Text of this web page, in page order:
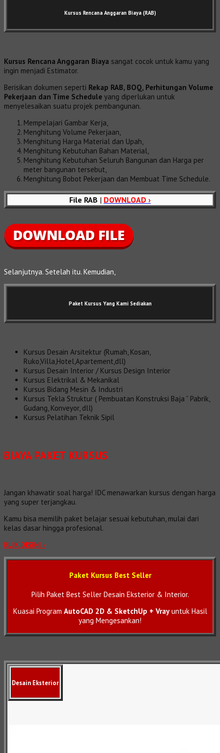
Kursus Rencana Anggaran Biaya (RAB)
Kursus Rencana Anggaran Biaya sangat cocok untuk kamu yang
ingin menjadi Estimator.
Berisikan dokumen seperti Rekap RAB, BOQ, Perhitungan Volume
Pekerjaan dan Time Schedule yang diperlukan untuk
menyelesaikan suatu projek pembangunan.
Mempelajari Gambar Kerja,
Menghitung Volume Pekerjaan,
Menghitung Harga Material dan Upah,
Menghitung Kebutuhan Bahan Material,
Menghitung Kebutuhan Seluruh Bangunan dan Harga per
meter bangunan tersebut,
Menghitung Bobot Pekerjaan dan Membuat Time Schedule.
File RAB | DOWNLOAD ›
Selanjutnya. Setelah itu. Kemudian,
Paket Kursus Yang Kami Sediakan
Kursus Desain Arsitektur (Rumah, Kosan,
Ruko,Villa,Hotel,Apartement,dll)
Kursus Desain Interior / Kursus Design Interior
Kursus Elektrikal & Mekanikal
Kursus Bidang Mesin & Industri
Kursus Tekla Struktur ( Pembuatan Konstruksi Baja ” Pabrik,
Gudang, Konveyor, dll)
Kursus Pelatihan Teknik Sipil
BIAYA PAKET KURSUS
Jangan khawatir soal harga! IDC menawarkan kursus dengan harga
yang super terjangkau.
Kamu bisa memilih paket belajar sesuai kebutuhan, mulai dari
kelas dasar hingga profesional.
KLIK DISINI ›
Paket Kursus Best Seller
Pilih Paket Best Seller Desain Eksterior & Interior.
Kuasai Program AutoCAD 2D & SketchUp + Vrayuntuk Hasil
yang Mengesankan!
Desain Eksterior